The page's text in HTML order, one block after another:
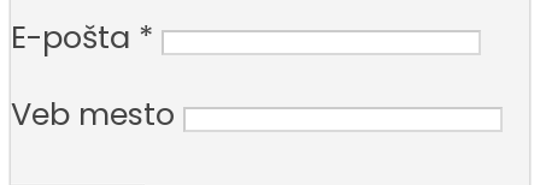
E-pošta *
Veb mesto